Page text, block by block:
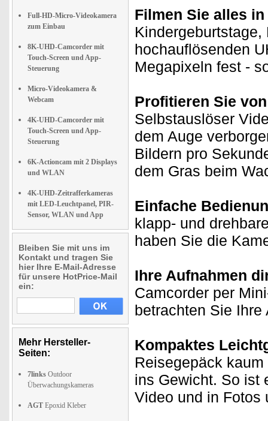
Full-HD-Micro-Videokamera
zum Einbau
8K-UHD-Camcorder mit
Touch-Screen und App-
Steuerung
Micro-Videokamera &
Webcam
4K-UHD-Camcorder mit
Touch-Screen und App-
Steuerung
6K-Actioncam mit 2 Displays
und WLAN
4K-UHD-Zeitrafferkameras
mit LED-Leuchtpanel, PIR-
Sensor, WLAN und App
Bleiben Sie mit uns im
Kontakt und tragen Sie
hier Ihre E-Mail-Adresse
für unsere HotPrice-Mail
ein:
Mehr Hersteller-
Seiten:
7links Outdoor
Überwachungskameras
AGT Epoxid Kleber
Filmen Sie alles
hochauflösenden
Megapixeln fest -
Profitieren Sie
Selbstauslöser
dem Auge
Bildern pro
dem Gras beim
Einfache
klapp- und
haben Sie die
Ihre Aufnahmen
Camcorder per
betrachten Sie
Kompaktes
Reisegepäck
ins Gewicht. So ist
Video und in Fotos